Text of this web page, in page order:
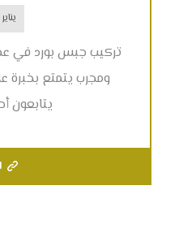
يناير 14, 2025
تركيب جبس بورد في
ومجرب يتمتع بخبرة
يتابعون